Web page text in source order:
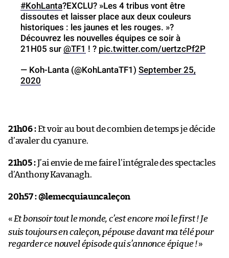
#KohLanta?EXCLU? »Les 4 tribus vont être
dissoutes et laisser place aux deux couleurs
historiques : les jaunes et les rouges. »?
Découvrez les nouvelles équipes ce soir à
21H05 sur @TF1 ! ? pic.twitter.com/uertzcPf2P
— Koh-Lanta (@KohLantaTF1) September 25,
2020
21h06 :Et voir au bout de combien de temps je décide
d’avaler du cyanure.
21h05 :J’ai envie de me faire l’intégrale des spectacles
d’Anthony Kavanagh.
20h57 : @lemecquiauncaleçon
« Et bonsoir tout le monde, c’est encore moi le first ! Je
suis toujours en caleçon, pépouse davant ma télé pour
regarder ce nouvel épisode qui s’annonce épique !»